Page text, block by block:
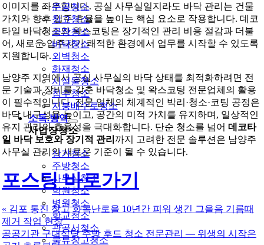
준공청소
창고청소
공장청소
바닥청소
외벽청소
화재청소
시설물청소
침수청소
지붕배수로청소
소독.방역
사업장청소
상가청소
주방청소
사무실청소
학원청소
병원청소
학교청소
관공서청소
물류창고청소
이미지를 좌우합니다. 공실 사무실일지라도 바닥 관리는 건물
가치와 향후 입주 효율을 높이는 핵심 요소로 작용합니다. 데코
타일 바닥청소와 왁스코팅은 장기적인 관리 비용 절감과 더불
어, 새로운 입주자가 쾌적한 환경에서 업무를 시작할 수 있도록
지원합니다.
남양주 지역에서 공실 사무실의 바닥 상태를 최적화하려면 전
문 기술과 장비를 갖춘 바닥청소 및 왁스코팅 전문업체의 활용
이 필수적입니다. 전문 업체의 체계적인 박리·청소·코팅 공정은
바닥 내구성을 높이고, 공간의 미적 가치를 유지하며, 일상적인
유지 관리의 효율성을 극대화합니다. 단순 청소를 넘어 데코타
일 바닥 보호와 장기적 관리 까지 고려한 전문 솔루션은 남양주
사무실 관리의 새로운 기준이 될 수 있습니다.
포스팅 바로가기
« 김포 통진 창고 화목난로을 10년간 피워 생긴 그을음 기름때
제거 작업 현장
공공기관 구내식당 주방 후드 청소 전문관리 — 위생의 시작은